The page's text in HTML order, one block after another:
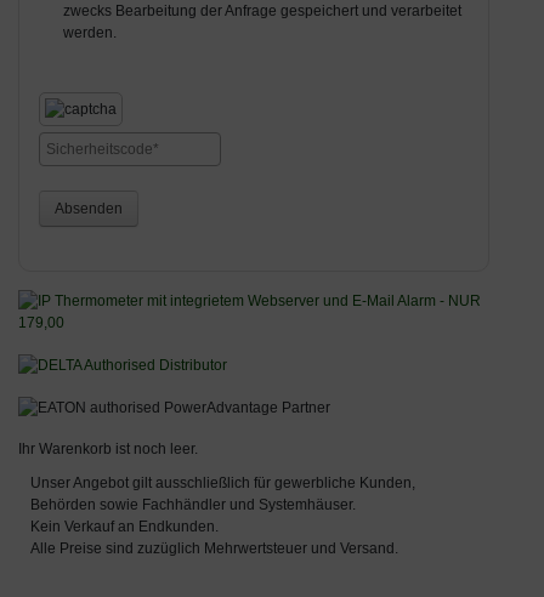
zwecks Bearbeitung der Anfrage gespeichert und verarbeitet
werden.
Absenden
Ihr Warenkorb ist noch leer.
Unser Angebot gilt ausschließlich für gewerbliche Kunden,
Behörden sowie Fachhändler und Systemhäuser.
Kein Verkauf an Endkunden.
Alle Preise sind zuzüglich Mehrwertsteuer und Versand.